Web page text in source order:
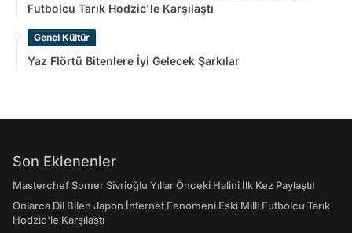
Futbolcu Tarık Hodzic'le Karşılaştı
Genel Kültür
Yaz Flörtü Bitenlere İyi Gelecek Şarkılar
Son Eklenenler
Masterchef Somer Sivrioğlu Yıllar Önceki Halini İlk Kez Paylaştı!
Onlarca Dil Bilen Japon İnternet Fenomeni Eski Milli Futbolcu Tarık
Hodzic'le Karşılaştı